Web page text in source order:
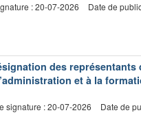
: 20-07-2026
Date de
des représentants
et à la
signature : 20-07-2026
Date de